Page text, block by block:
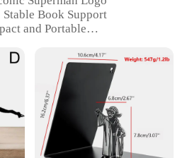
Stable Book Support
and Portable
None
Design**
DE SUPERMAN is not
a piece of art that celebrates
from high-quality
holder boasts a sleek and